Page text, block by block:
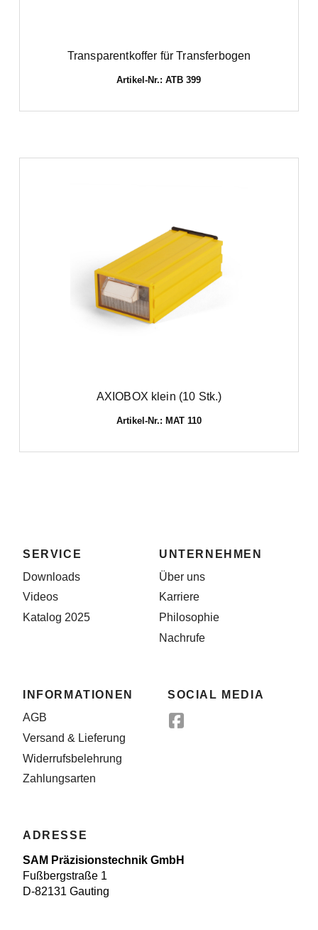
Transparentkoffer für Transferbogen
Artikel-Nr.: ATB 399
AXIOBOX klein (10 Stk.)
Artikel-Nr.: MAT 110
SERVICE
Downloads
Videos
Katalog 2025
UNTERNEHMEN
Über uns
Karriere
Philosophie
Nachrufe
INFORMATIONEN
AGB
Versand & Lieferung
Widerrufsbelehrung
Zahlungsarten
SOCIAL MEDIA
ADRESSE
SAM Präzisionstechnik GmbH
Fußbergstraße 1
D-82131 Gauting